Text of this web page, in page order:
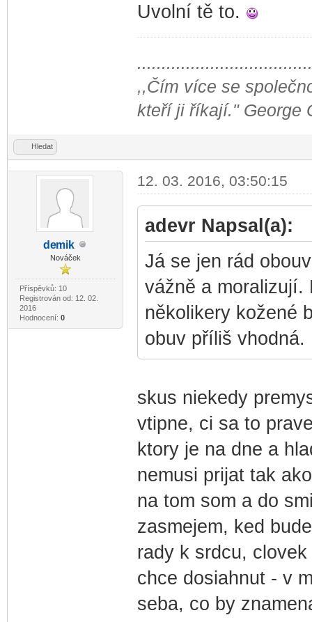
Uvolní tě to.
,,Čím více se
kteří ji říkají." George
Hledat
demik
Nováček
Příspěvků: 10
Registrován od: 12. 02.
2016
Hodnocení: 0
12. 03. 2016, 03:50:15
adevr Napsal(a):
Já se jen rád
vážně a moralizují.
několikery kožené
obuv příliš vhodná.
skus niekedy
vtipne, ci sa to
ktory je na dne a
nemusi prijat tak
na tom som a do
zasmejem, ked
rady k srdcu,
chce dosiahnut - v
seba, co by